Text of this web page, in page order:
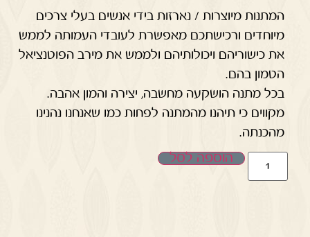
המתנות מיוצרות / נארזות בידי אנשים בעלי צרכים
מיוחדים ורכישתכם מאפשרת לעובדי העמותה לממש
את כישוריהם ויכולותיהם ולממש את מירב הפוטנציאל
הטמון בהם.
בכל מתנה הושקעה מחשבה, יצירה והמון אהבה.
מקווים כי תיהנו מהמתנה לפחות כמו שאנחנו נהנינו
מהכנתה.
הוספה לסל